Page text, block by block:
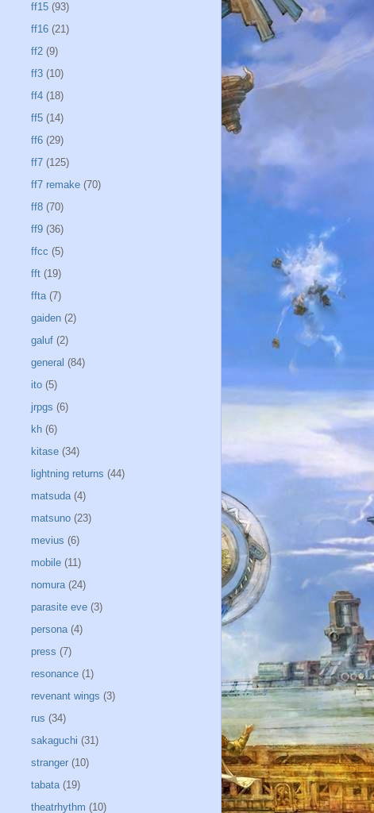
ff15 (93)
ff16 (21)
ff2 (9)
ff3 (10)
ff4 (18)
ff5 (14)
ff6 (29)
ff7 (125)
ff7 remake (70)
ff8 (70)
ff9 (36)
ffcc (5)
fft (19)
ffta (7)
gaiden (2)
galuf (2)
general (84)
ito (5)
jrpgs (6)
kh (6)
kitase (34)
lightning returns (44)
matsuda (4)
matsuno (23)
mevius (6)
mobile (11)
nomura (24)
parasite eve (3)
persona (4)
press (7)
resonance (1)
revenant wings (3)
rus (34)
sakaguchi (31)
stranger (10)
tabata (19)
theatrhythm (10)